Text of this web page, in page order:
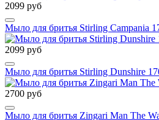
2099 руб
Мыло для бритья Stirling Campania
2099 руб
Мыло для бритья Stirling Dunshire
2700 руб
Мыло для бритья Zingari Man The